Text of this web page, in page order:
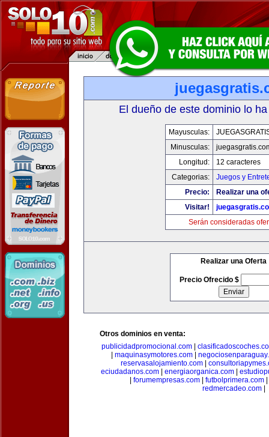
El dueño de este dominio lo
Mayusculas:
Minusculas:
Longitud:
12 caracteres
Categorias:
Juegos y
Precio:
Realizar una
Visitar!
Serán consideradas
Realizar una Oferta
Precio Ofrecido $
Otros dominios en venta:
publicidadpromocional.com|
maquinasymotores.com|
reservasalojamiento.com
eciudadanos.com| energiaorganica.com|
forumempresas.com futbolprimera.com
redmercadeo.com|